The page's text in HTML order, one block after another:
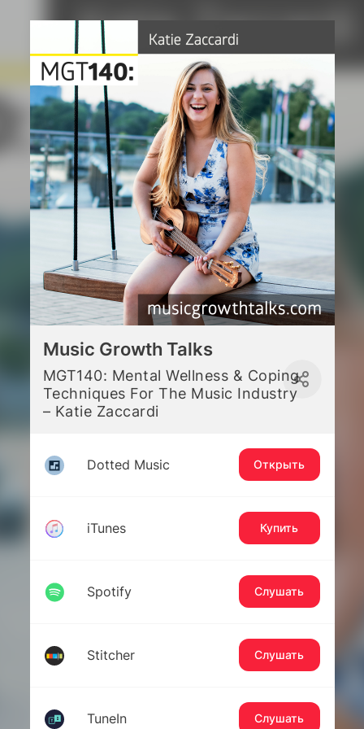
Music Growth Talks
MGT140: Mental Wellness & Coping
Techniques For The Music Industry
– Katie Zaccardi
Dotted Music Открыть
iTunes Купить
Spotify Слушать
Stitcher Слушать
TuneIn Слушать